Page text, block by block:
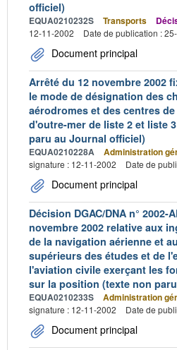
officiel)
EQUA0210232S Transports
12-11-2002
Date de publication :
Document principal
Arrêté du 12 novembre 2002
le mode de désignation des
aérodromes et des centres
d'outre-mer de liste 2 et liste
paru au Journal officiel)
EQUA0210228A Administration
signature : 12-11-2002
Date de
Document principal
Décision DGAC/DNA n° 2002-
novembre 2002 relative aux
de la navigation aérienne et
supérieurs des études et de
l'aviation civile exerçant les
sur la position (texte non
EQUA0210233S Administration
signature : 12-11-2002
Date de
Document principal